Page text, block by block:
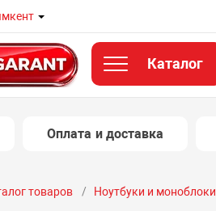
Каталог
Оплата и доставка
товаров Ноутбуки и моноблоки